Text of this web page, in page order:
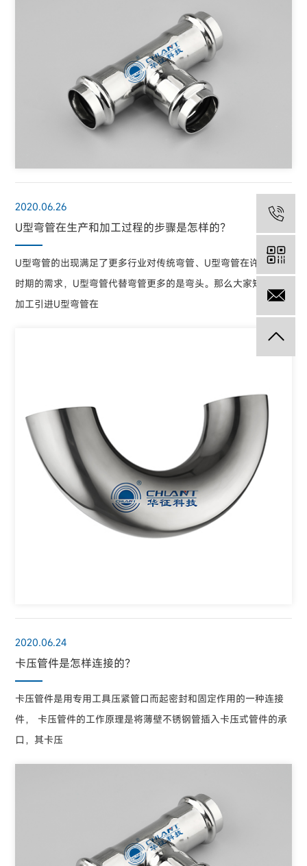
2020.06.26
U型弯管在生产和加工过程的步骤是怎样的？
U型弯管的出现满足了更多行业对传统弯管、U型弯管在许多不同
时期的需求，U型弯管代替弯管更多的是弯头。那么大家知道U型
加工引进U型弯管在
2020.06.24
卡压管件是怎样连接的？
卡压管件是用专用工具压紧管口而起密封和固定作用的一种连接
件， 卡压管件的工作原理是将薄壁不锈钢管插入卡压式管件的承
口，其卡压